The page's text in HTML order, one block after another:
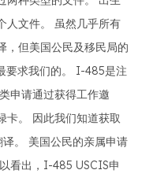
人文件。 虽然几乎所有
，但美国公民及移民局的
要求我们的。 I-485是注
申请通过获得工作邀
卡。 因此我们知道获取
。 美国公民的亲属申请
看出，I-485 USCIS申